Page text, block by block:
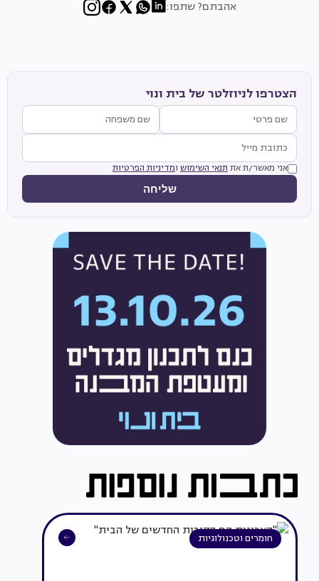
אהבתם? שתפו:
הצטרפו לניוזלטר של בית ונוי
אני מאשר/ת את תנאי השימוש ומדיניות הפרטיות
שליחה
חומרים וטכנולוגיות